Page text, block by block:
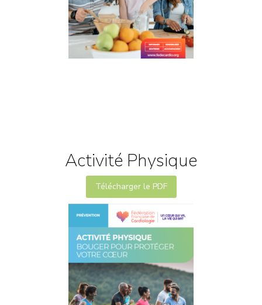
Activité Physique
Télécharger le PDF